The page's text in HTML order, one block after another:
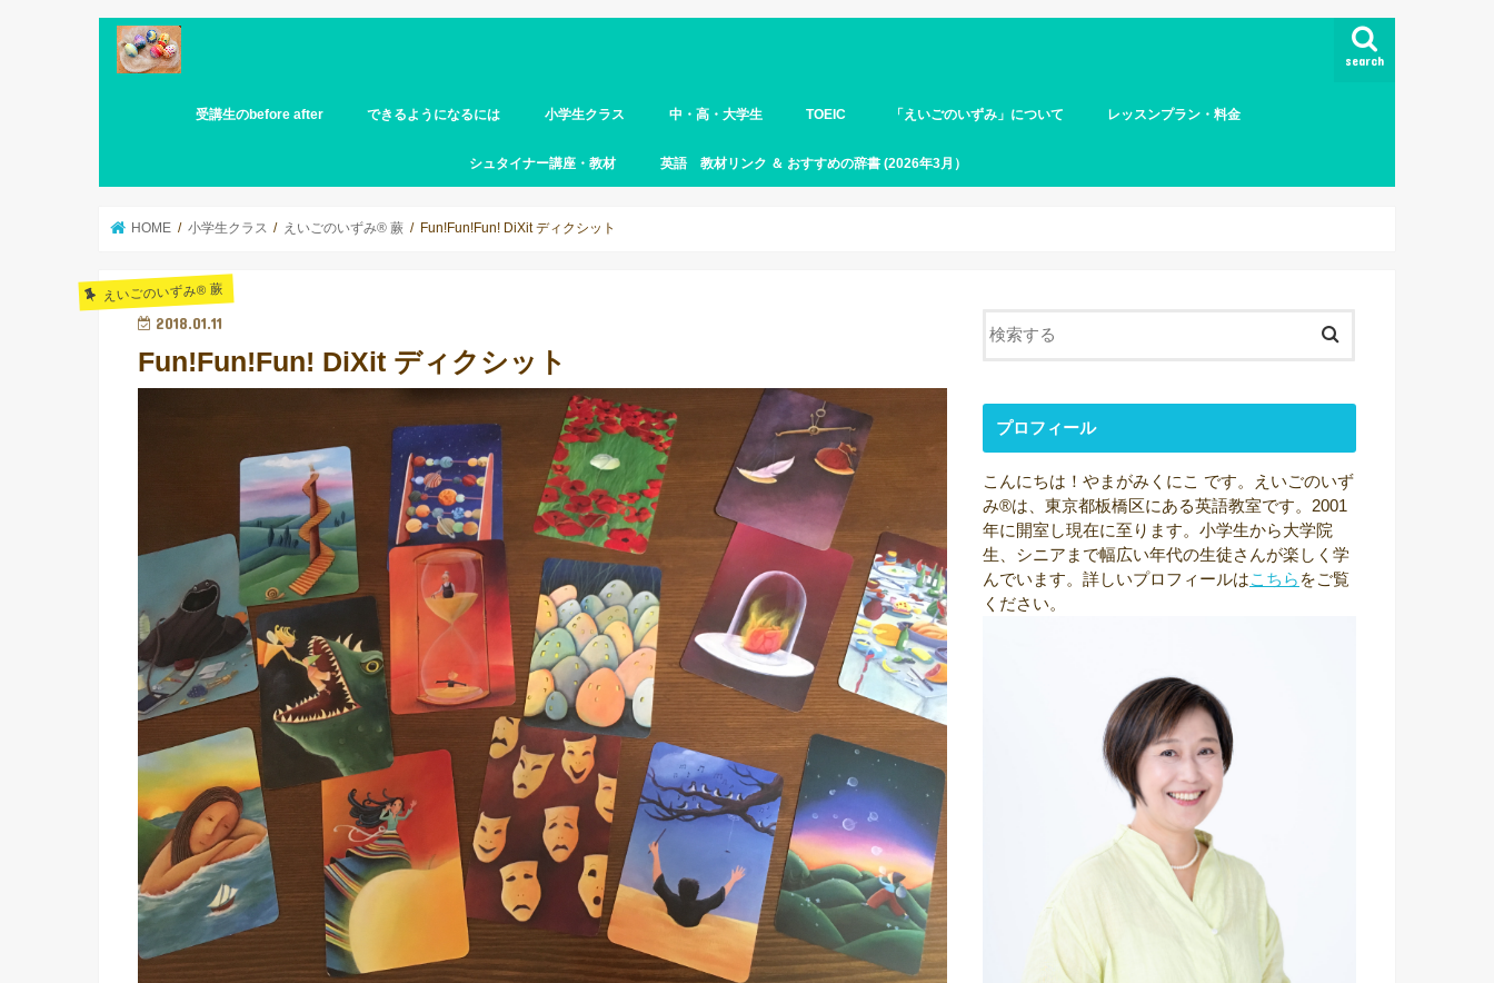
search
受講生のbefore after できるようになるには
英語を日本語と同じように読めるよう
話せるようになりたい モチベーション
小学生クラス
小学校1年生の新クラス 募集開始します
えいごのいずみ® 蕨
えいごのいずみ蕨 保護者の声
大人の学びの会
中・高・大学生
中学生〜
高校生〜
大学生〜
受験生のかたへ
その他 旅行
アーカイブ
TOEIC 「えいごのいずみ」について
英語はできるようになります 〜プロ
シュタイナー教育
営業日・時間
アクセス
レッスンプラン・料金
シュタイナー講座・教材
要なもの
英語 教材リンク ＆ おすすめの辞書 (2026年3月）
HOME 小学生クラス えいごのいずみ® 蕨 Fun!Fun!Fun! DiXit ディクシット
えいごのいずみ® 蕨
2018.01.11
Fun!Fun!Fun! DiXit ディクシット
プロフィール
こんにちは！やまがみくにこ です。えいごのいず
み®は、東京都板橋区にある英語教室です。2001
年に開室し現在に至ります。小学生から大学院
生、シニアまで幅広い年代の生徒さんが楽しく学
んでいます。詳しいプロフィールはこちら をご覧
ください。